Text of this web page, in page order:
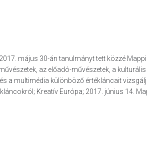
május 30-án tanulmányt tett közzé
az előadó-művészetek, a
a multimédia különböző értékláncait
Kreatív Európa; 2017. június 14.